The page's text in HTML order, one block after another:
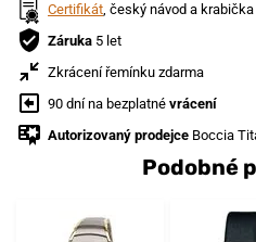
Certifikát, český návod a krabička
Záruka 5 let
Zkrácení řemínku zdarma
90 dní na bezplatné vrácení
Autorizovaný prodejce Boccia
Podobné